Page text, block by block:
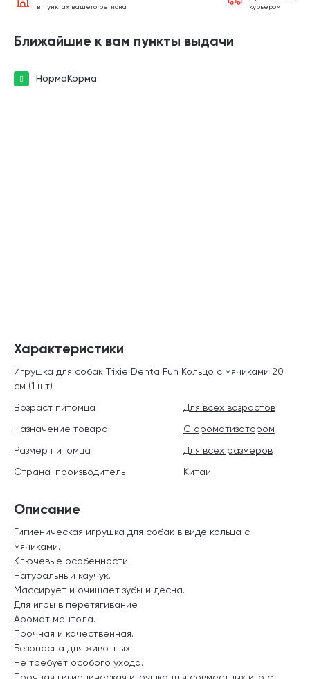
в пунктах вашего региона курьером
Ближайшие к вам пункты выдачи
НормаКорма
Описание
Гигиеническая игрушка для собак в виде кольца с
мячиками.
Ключевые особенности:
Натуральный каучук.
Массирует и очищает зубы и десна.
Для игры в перетягивание.
Аромат ментола.
Прочная и качественная.
Безопасна для животных.
Не требует особого ухода.
Прочная гигиеническая игрушка для совместных игр с
Характеристики
Игрушка для собак Trixie Denta Fun Кольцо с мячиками 20
см (1 шт)
Возраст питомца
Для всех возрастов
Назначение товара
С ароматизатором
Размер питомца
Для всех размеров
Страна-производитель
Китай